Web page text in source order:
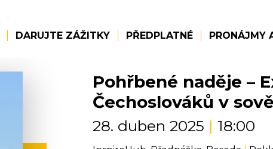
DARUJTE ZÁŽITKY PŘEDPLATNÉ PRONÁJMY
Pohřbené naděje –
Čechoslováků v
28. duben 2025 | 18:00